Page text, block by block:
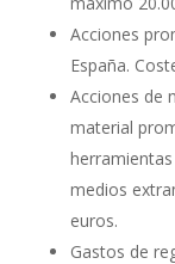
Acciones
España.
Acciones de
material
medios
euros.
Gastos de